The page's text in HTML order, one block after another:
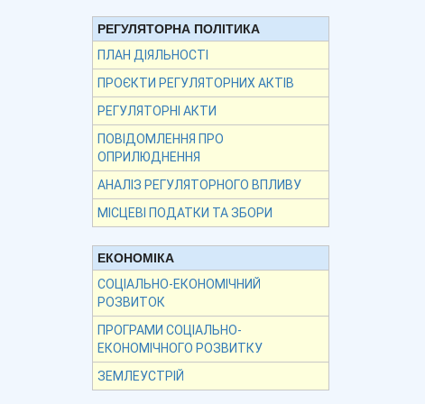
РЕГУЛЯТОРНА ПОЛІТИКА
ПЛАН ДІЯЛЬНОСТІ
ПРОЄКТИ РЕГУЛЯТОРНИХ АКТІВ
РЕГУЛЯТОРНІ АКТИ
ПОВІДОМЛЕННЯ ПРО
ОПРИЛЮДНЕННЯ
АНАЛІЗ РЕГУЛЯТОРНОГО ВПЛИВУ
МІСЦЕВІ ПОДАТКИ ТА ЗБОРИ
ЕКОНОМІКА
СОЦІАЛЬНО-ЕКОНОМІЧНИЙ
РОЗВИТОК
ПРОГРАМИ СОЦІАЛЬНО-
ЕКОНОМІЧНОГО РОЗВИТКУ
ЗЕМЛЕУСТРІЙ